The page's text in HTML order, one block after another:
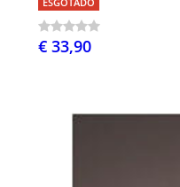
€ 33,90